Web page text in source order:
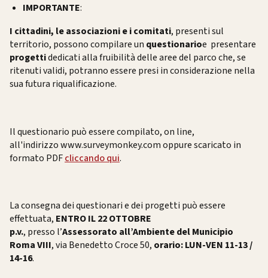
IMPORTANTE:
I cittadini, le associazioni e i comitati, presenti sul
territorio, possono compilare un questionarioe presentare
progettidedicati alla fruibilità delle aree del parco che, se
ritenuti validi, potranno essere presi in considerazione nella
sua futura riqualificazione.
Il questionario può essere compilato, on line,
all'indirizzo www.surveymonkey.com oppure scaricato in
formato PDFcliccando qui.
La consegna dei questionari e dei progetti può essere
effettuata, ENTRO IL 22 OTTOBRE
p.v., presso l’Assessorato all’Ambiente del Municipio
Roma VIII, via Benedetto Croce 50, orario: LUN-VEN 11-13 /
14-16.